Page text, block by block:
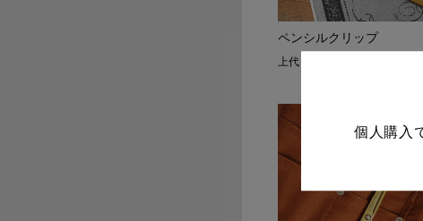
個人購入
ペンシルクリップ
上代